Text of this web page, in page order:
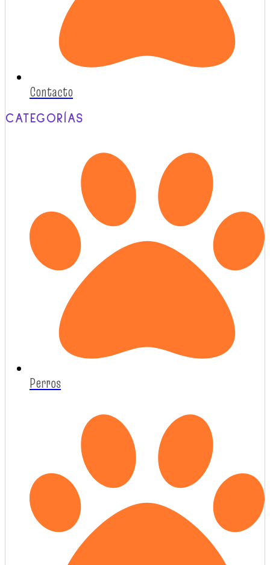
Contacto
CATEGORÍAS
Perros